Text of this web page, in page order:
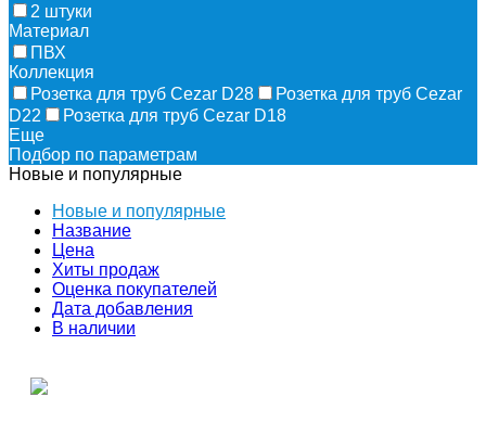
2 штуки
Материал
ПВХ
Коллекция
Розетка для труб Cezar D28
Розетка для труб Cezar
D22
Розетка для труб Cezar D18
Еще
Подбор по параметрам
Новые и популярные
Новые и популярные
Название
Цена
Хиты продаж
Оценка покупателей
Дата добавления
В наличии